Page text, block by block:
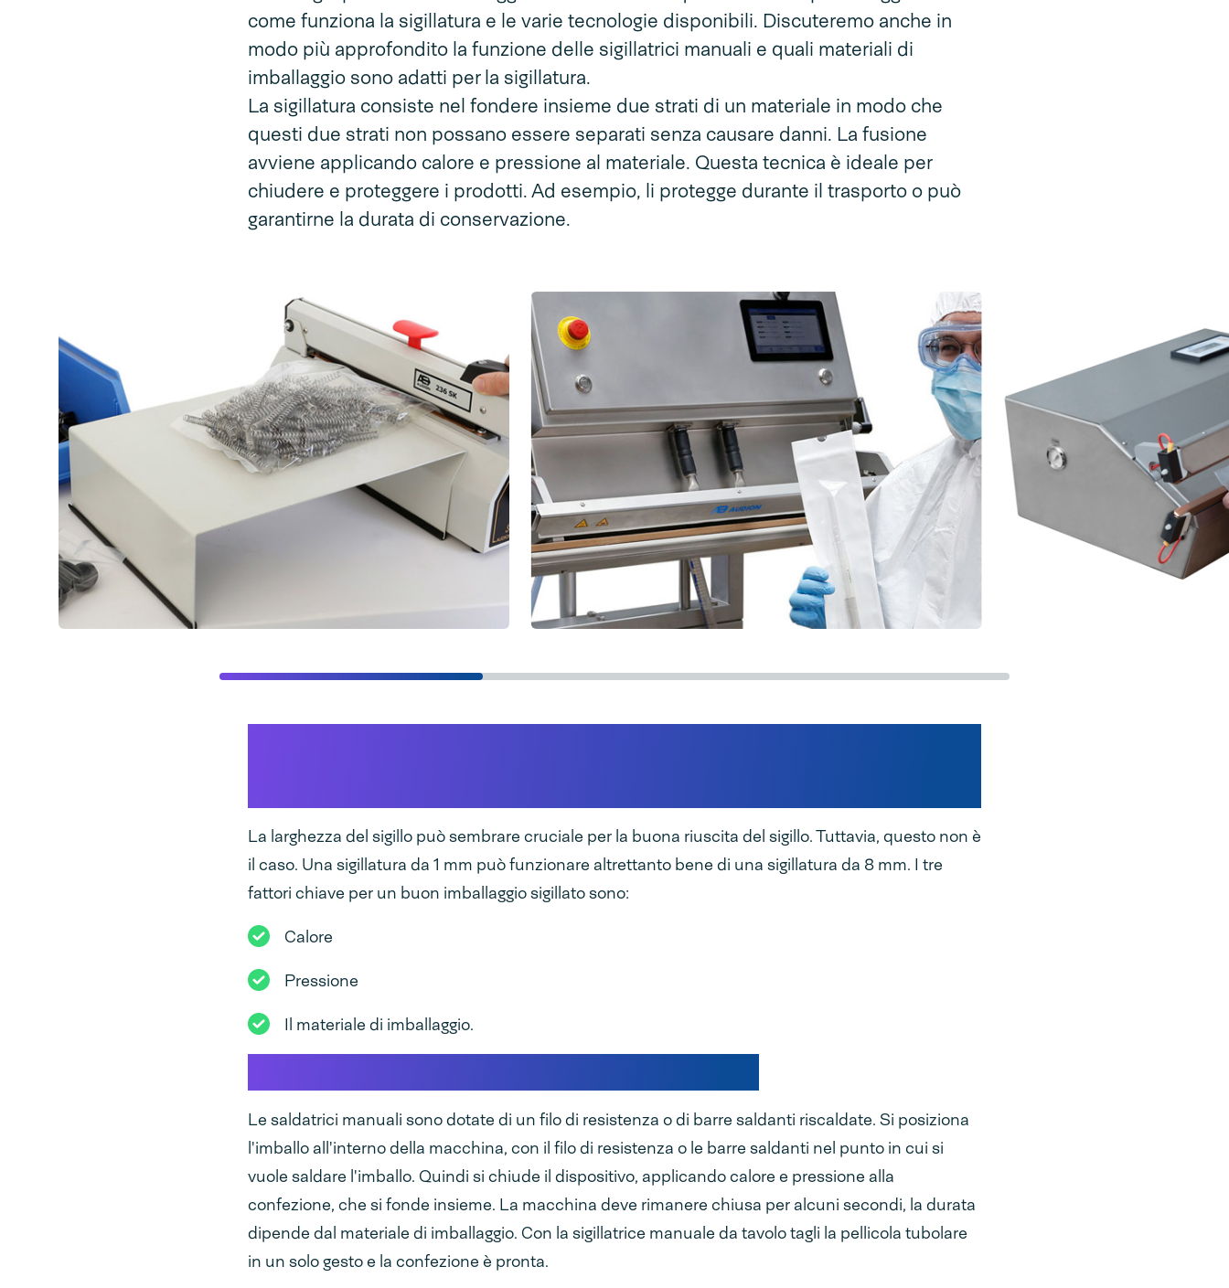
come funziona la sigillatura e le varie tecnologie disponibili. Discuteremo anche in
modo più approfondito la funzione delle sigillatrici manuali e quali materiali di
imballaggio sono adatti per la sigillatura.
La sigillatura consiste nel fondere insieme due strati di un materiale in modo che
questi due strati non possano essere separati senza causare danni. La fusione
avviene applicando calore e pressione al materiale. Questa tecnica è ideale per
chiudere e proteggere i prodotti. Ad esempio, li protegge durante il trasporto o può
garantirne la durata di conservazione.
La larghezza del sigillo può sembrare cruciale per la buona riuscita del sigillo. Tuttavia, questo non è
il caso. Una sigillatura da 1 mm può funzionare altrettanto bene di una sigillatura da 8 mm. I tre
fattori chiave per un buon imballaggio sigillato sono:
Calore
Pressione
Il materiale di imballaggio.
Le saldatrici manuali sono dotate di un filo di resistenza o di barre saldanti riscaldate. Si posiziona
l'imballo all'interno della macchina, con il filo di resistenza o le barre saldanti nel punto in cui si
vuole saldare l'imballo. Quindi si chiude il dispositivo, applicando calore e pressione alla
confezione, che si fonde insieme. La macchina deve rimanere chiusa per alcuni secondi, la durata
dipende dal materiale di imballaggio. Con la sigillatrice manuale da tavolo tagli la pellicola tubolare
in un solo gesto e la confezione è pronta.